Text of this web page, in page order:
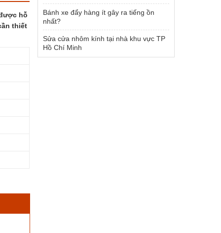
hỗ
thiết
Bánh xe đẩy hàng ít gây ra tiếng ồn
nhất?
Sửa cửa nhôm kính tại nhà khu vực TP
Hồ Chí Minh